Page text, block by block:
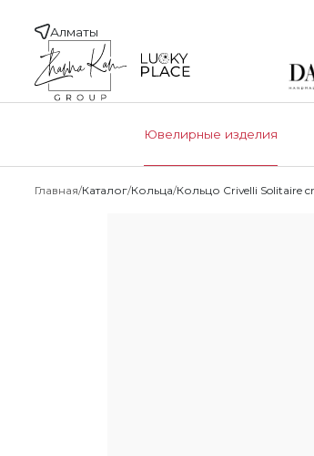
Алматы
Ювелирные изделия
Главная Каталог Кольца Кольцо Crivelli Solitaire